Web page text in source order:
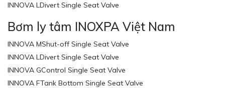
INNOVA LDivert Single Seat Valve
Bơm ly tâm INOXPA Việt Nam
INNOVA MShut-off Single Seat Valve
INNOVA LDivert Single Seat Valve
INNOVA GControl Single Seat Valve
INNOVA FTank Bottom Single Seat Valve